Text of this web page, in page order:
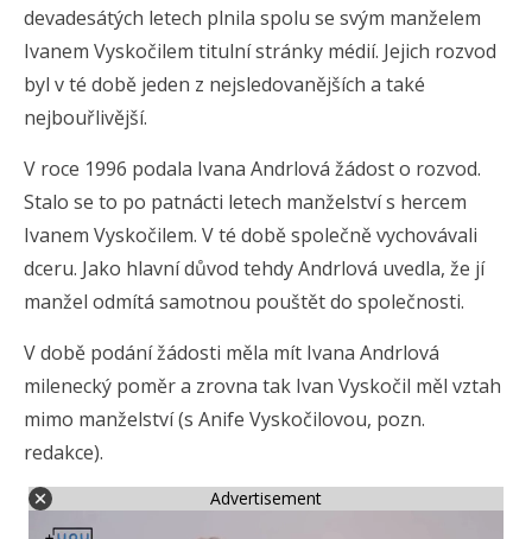
devadesátých letech plnila spolu se svým manželem
Ivanem Vyskočilem titulní stránky médií. Jejich rozvod
byl v té době jeden z nejsledovanějších a také
nejbouřlivější.
V roce 1996 podala Ivana Andrlová žádost o rozvod.
Stalo se to po patnácti letech manželství s hercem
Ivanem Vyskočilem. V té době společně vychovávali
dceru. Jako hlavní důvod tehdy Andrlová uvedla, že jí
manžel odmítá samotnou pouštět do společnosti.
V době podání žádosti měla mít Ivana Andrlová
milenecký poměr a zrovna tak Ivan Vyskočil měl vztah
mimo manželství (s Anife Vyskočilovou, pozn.
redakce).
Advertisement